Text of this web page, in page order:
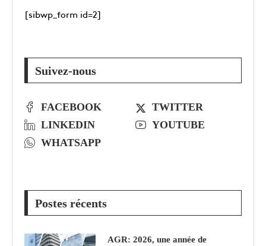
[sibwp_form id=2]
Suivez-nous
FACEBOOK
TWITTER
LINKEDIN
YOUTUBE
WHATSAPP
Postes récents
AGR: 2026, une année de